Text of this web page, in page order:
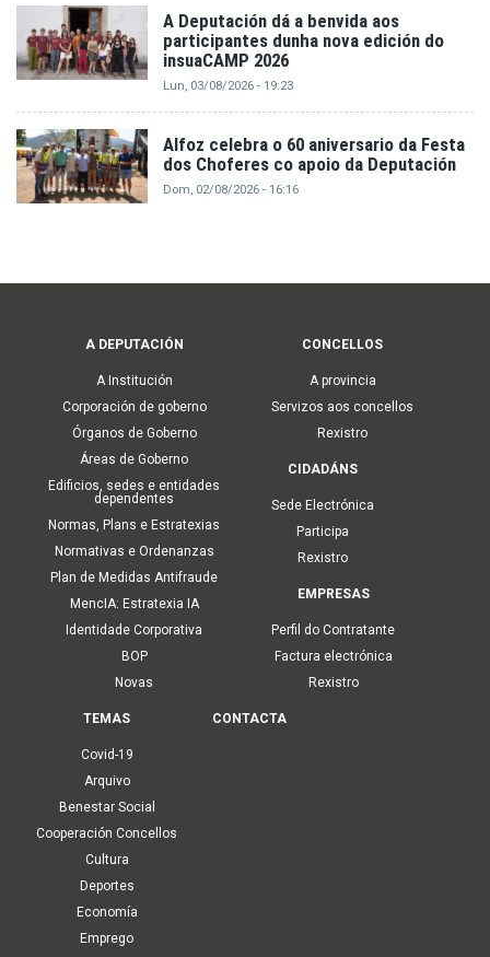
A Deputación dá a benvida aos
participantes dunha nova edición do
insuaCAMP 2026
Lun, 03/08/2026 - 19:23
Alfoz celebra o 60 aniversario da Festa
dos Choferes co apoio da Deputación
Dom, 02/08/2026 - 16:16
navigation
A DEPUTACIÓN
A Institución
Corporación de goberno
Órganos de Goberno
Áreas de Goberno
Edificios, sedes e entidades
dependentes
Normas, Plans e Estratexias
Normativas e Ordenanzas
Plan de Medidas Antifraude
MencIA: Estratexia IA
Identidade Corporativa
BOP
Novas
CONCELLOS
A provincia
Servizos aos concellos
Rexistro
CIDADÁNS
Sede Electrónica
Participa
Rexistro
EMPRESAS
Perfil do Contratante
Factura electrónica
Rexistro
TEMAS
Covid-19
Arquivo
Benestar Social
Cooperación Concellos
Cultura
Deportes
Economía
Emprego
CONTACTA